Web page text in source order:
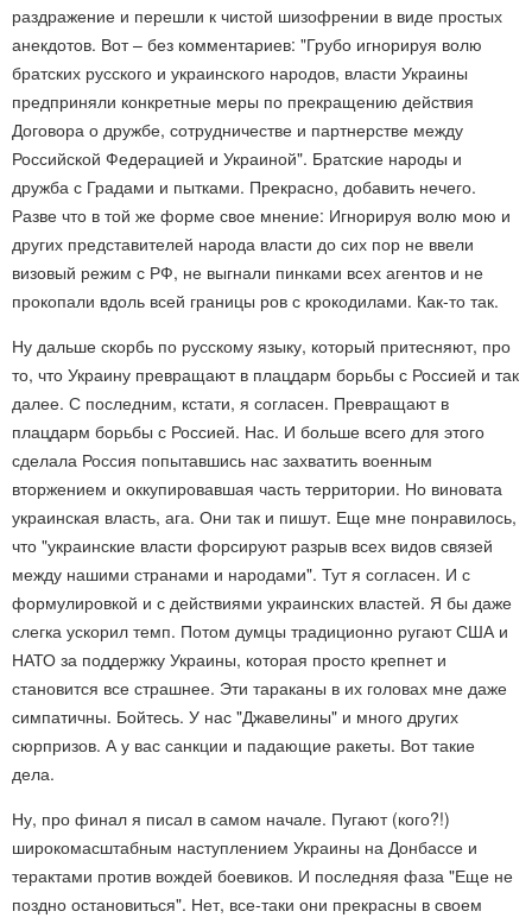
раздражение и перешли к чистой шизофрении в виде простых
анекдотов. Вот – без комментариев: "Грубо игнорируя волю
братских русского и украинского народов, власти Украины
предприняли конкретные меры по прекращению действия
Договора о дружбе, сотрудничестве и партнерстве между
Российской Федерацией и Украиной". Братские народы и
дружба с Градами и пытками. Прекрасно, добавить нечего.
Разве что в той же форме свое мнение: Игнорируя волю мою и
других представителей народа власти до сих пор не ввели
визовый режим с РФ, не выгнали пинками всех агентов и не
прокопали вдоль всей границы ров с крокодилами. Как-то так.
Ну дальше скорбь по русскому языку, который притесняют, про
то, что Украину превращают в плацдарм борьбы с Россией и так
далее. С последним, кстати, я согласен. Превращают в
плацдарм борьбы с Россией. Нас. И больше всего для этого
сделала Россия попытавшись нас захватить военным
вторжением и оккупировавшая часть территории. Но виновата
украинская власть, ага. Они так и пишут. Еще мне понравилось,
что "украинские власти форсируют разрыв всех видов связей
между нашими странами и народами". Тут я согласен. И с
формулировкой и с действиями украинских властей. Я бы даже
слегка ускорил темп. Потом думцы традиционно ругают США и
НАТО за поддержку Украины, которая просто крепнет и
становится все страшнее. Эти тараканы в их головах мне даже
симпатичны. Бойтесь. У нас "Джавелины" и много других
сюрпризов. А у вас санкции и падающие ракеты. Вот такие
дела.
Ну, про финал я писал в самом начале. Пугают (кого?!)
широкомасштабным наступлением Украины на Донбассе и
терактами против вождей боевиков. И последняя фаза "Еще не
поздно остановиться". Нет, все-таки они прекрасны в своем